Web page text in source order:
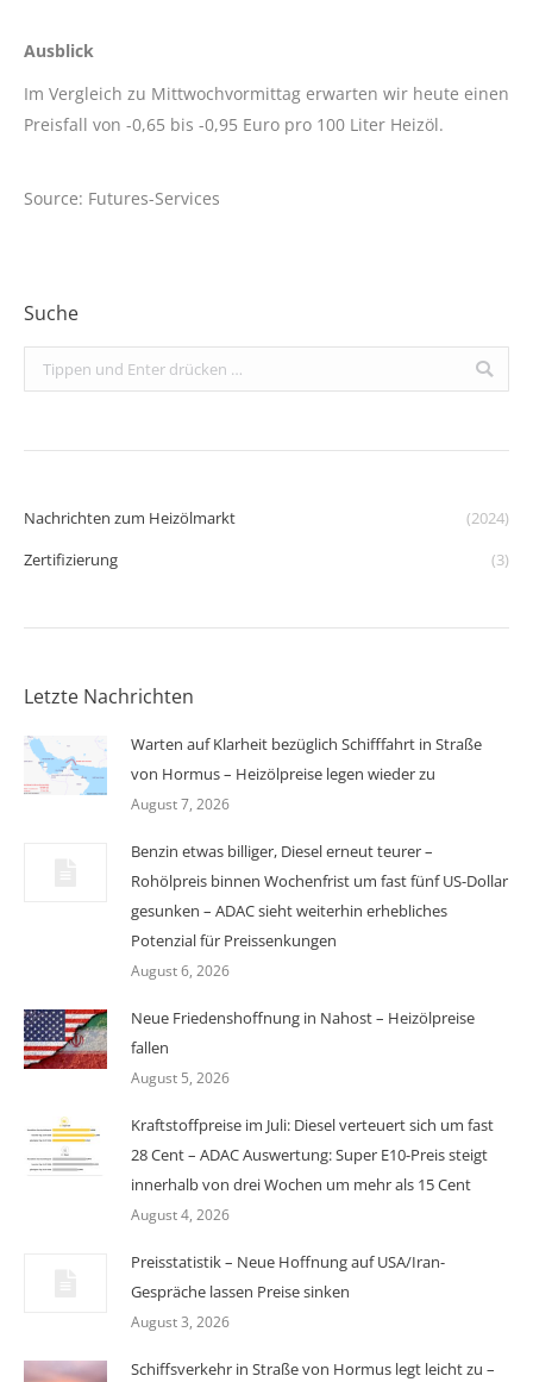
Ausblick
Im Vergleich zu Mittwochvormittag erwarten wir heute einen
Preisfall von -0,65 bis -0,95 Euro pro 100 Liter Heizöl.
Source: Futures-Services
Suche
Search:
Nachrichten zum Heizölmarkt
(2024)
Zertifizierung
(3)
Letzte Nachrichten
Warten auf Klarheit bezüglich Schifffahrt in Straße
von Hormus – Heizölpreise legen wieder zu
August 7, 2026
Benzin etwas billiger, Diesel erneut teurer –
Rohölpreis binnen Wochenfrist um fast fünf US-Dollar
gesunken – ADAC sieht weiterhin erhebliches
Potenzial für Preissenkungen
August 6, 2026
Neue Friedenshoffnung in Nahost – Heizölpreise
fallen
August 5, 2026
Kraftstoffpreise im Juli: Diesel verteuert sich um fast
28 Cent – ADAC Auswertung: Super E10-Preis steigt
innerhalb von drei Wochen um mehr als 15 Cent
August 4, 2026
Preisstatistik – Neue Hoffnung auf USA/Iran-
Gespräche lassen Preise sinken
August 3, 2026
Schiffsverkehr in Straße von Hormus legt leicht zu –